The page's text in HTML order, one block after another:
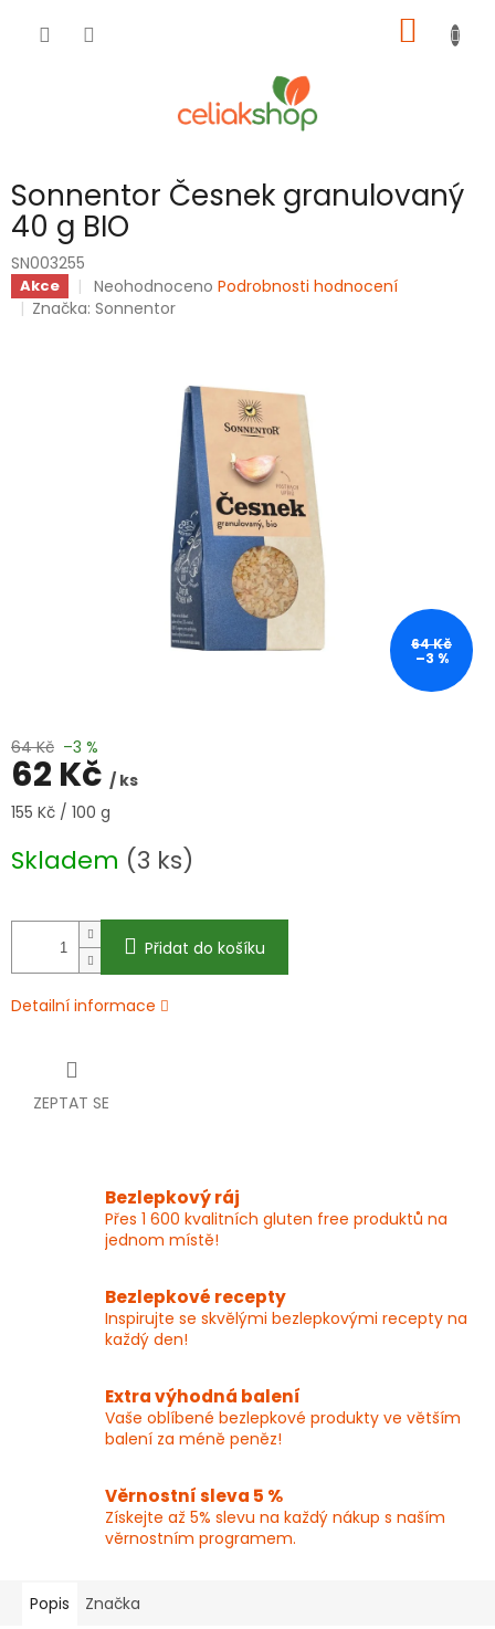
KOŠÍK
Sonnentor Česnek granulovaný
40 g BIO
SN003255
Akce
Průměrné
hodnocení
Neohodnoceno Podrobnosti hodnocení
Značka:Sonnentor
64 Kč
–3 %
64 Kč –3 %
62 Kč / ks
Měrná
155 Kč / 100 g
Skladem (3 ks)
Přidat do košíku
Detailní informace
ZEPTAT SE
Bezlepkový ráj
Přes 1 600 kvalitních gluten free produktů na
jednom místě!
Bezlepkové recepty
Inspirujte se skvělými bezlepkovými recepty na
každý den!
Extra výhodná balení
Vaše oblíbené bezlepkové produkty ve větším
balení za méně peněz!
Věrnostní sleva 5 %
Získejte až 5% slevu na každý nákup s naším
věrnostním programem.
Popis Značka